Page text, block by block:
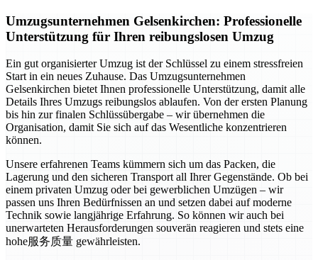
Umzugsunternehmen Gelsenkirchen: Professionelle
Unterstützung für Ihren reibungslosen Umzug
Ein gut organisierter Umzug ist der Schlüssel zu einem stressfreien
Start in ein neues Zuhause. Das Umzugsunternehmen
Gelsenkirchen bietet Ihnen professionelle Unterstützung, damit alle
Details Ihres Umzugs reibungslos ablaufen. Von der ersten Planung
bis hin zur finalen Schlüssübergabe – wir übernehmen die
Organisation, damit Sie sich auf das Wesentliche konzentrieren
können.
Unsere erfahrenen Teams kümmern sich um das Packen, die
Lagerung und den sicheren Transport all Ihrer Gegenstände. Ob bei
einem privaten Umzug oder bei gewerblichen Umzügen – wir
passen uns Ihren Bedürfnissen an und setzen dabei auf moderne
Technik sowie langjährige Erfahrung. So können wir auch bei
unerwarteten Herausforderungen souverän reagieren und stets eine
hohe服务质量 gewährleisten.